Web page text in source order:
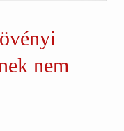
nem